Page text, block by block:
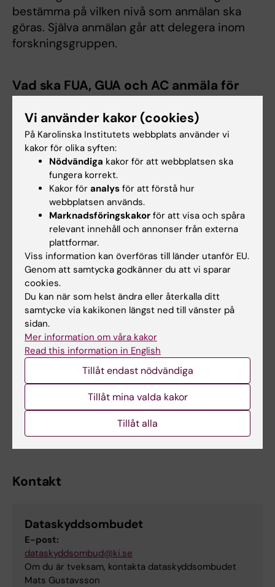
bestämma på vilken nivå som anmälan ska
göras. Själva anmälan går att delegera inom
forskningsgruppen.
Vad ska FUA, GUA och AC anmäla för
FUA, GUA och AC har ansvar för att anmäla de
personuppgiftsbehandlingar som utförs
utanför de KI centrala systemen som används
inom dessa områden. I vissa fall kan det vara
onödigt att registrera en behandling av
personuppgifter, till exempel om den är av
liten omfattning, inte behandlar känsliga
uppgifter och endast pågår en kort tid.
Hur anmäler jag en
personuppgiftsbehandling?
Anmäl personuppgiftsbehandlingar
genom
detta formulär
Dokument
Förteckning KIgemensamma system
Kontakt
Dataskyddsombudet
E-post:
dataskyddsombud@ki.se
Om du är tveksam, kontakta dataskyddsombudet
Mats Gustavsson
Vi använder kakor (cookies)
På Karolinska Institutets webbplats använder vi
kakor för olika syften:
Nödvändiga kakor för att webbplatsen ska
fungera korrekt.
Kakor för analys för att förstå hur
webbplatsen används.
Marknadsföringskakor för att visa och spåra
relevant innehåll och annonser från externa
plattformar.
Viss information kan överföras till länder utanför EU.
Genom att samtycka godkänner du att vi sparar
cookies.
Du kan när som helst ändra eller återkalla ditt
samtycke via kakikonen längst ned till vänster på
sidan.
Mer information om våra kakor
Read this information in English
Tillåt endast nödvändiga
Tillåt mina valda kakor
Tillåt alla